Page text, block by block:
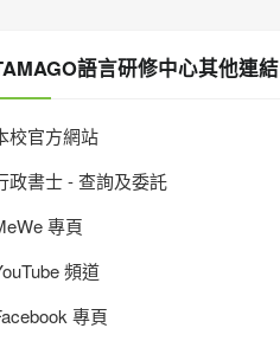
語言研修中心其他連結
校官方網站
政書士 - 查詢及委託
專頁
頻道
專頁